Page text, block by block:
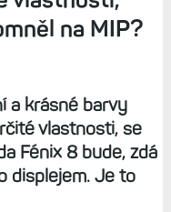
na MIP?
a krásné barvy
vlastnosti, se
Fénix 8 bude, zdá
displejem. Je to